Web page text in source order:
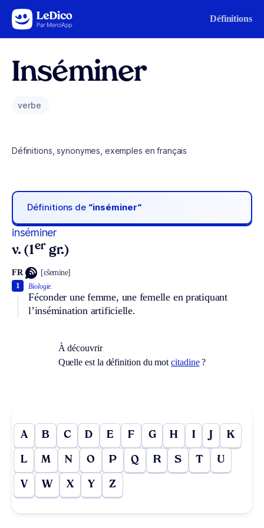
Aller au contenu Définitions
Inséminer
verbe
Définitions, synonymes, exemples en français
Définitions de “inséminer“
inséminer
v. (1er gr.)
FR [ɛ̃semine]
Biologie.
Féconder une femme, une femelle en pratiquant
l’insémination artificielle.
1
À découvrir
Quelle est la définition du motcitadine?
A B C D E F G H I J K
L M N O P Q R S T U
V W X Y Z